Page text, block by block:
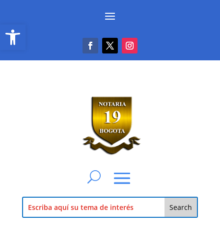
Abrir barra de herramientas